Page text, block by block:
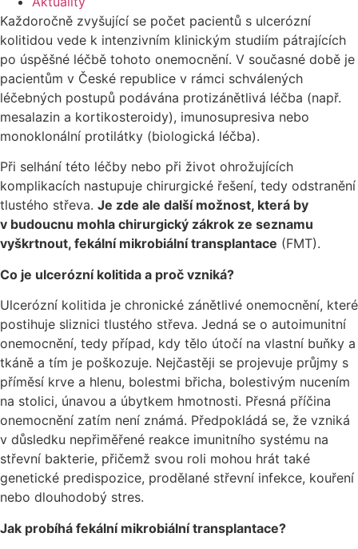
Každoročně zvyšující se počet pacientů s ulcerózní
kolitidou vede k intenzivním klinickým studiím pátrajících
po úspěšné léčbě tohoto onemocnění. V současné době je
pacientům v České republice v rámci schválených
léčebných postupů podávána protizánětlivá léčba (např.
mesalazin a kortikosteroidy), imunosupresiva nebo
monoklonální protilátky (biologická léčba).
Při selhání této léčby nebo při život ohrožujících
komplikacích nastupuje chirurgické řešení, tedy odstranění
tlustého střeva. Je zde ale další možnost, která by
v budoucnu mohla chirurgický zákrok ze seznamu
vyškrtnout, fekální mikrobiální transplantace (FMT).
Co je ulcerózní kolitida a proč vzniká?
Ulcerózní kolitida je chronické zánětlivé onemocnění, které
postihuje sliznici tlustého střeva. Jedná se o autoimunitní
onemocnění, tedy případ, kdy tělo útočí na vlastní buňky a
tkáně a tím je poškozuje. Nejčastěji se projevuje průjmy s
příměsí krve a hlenu, bolestmi břicha, bolestivým nucením
na stolici, únavou a úbytkem hmotnosti. Přesná příčina
onemocnění zatím není známá. Předpokládá se, že vzniká
v důsledku nepřiměřené reakce imunitního systému na
střevní bakterie, přičemž svou roli mohou hrát také
genetické predispozice, prodělané střevní infekce, kouření
nebo dlouhodobý stres.
Jak probíhá fekální mikrobiální transplantace?